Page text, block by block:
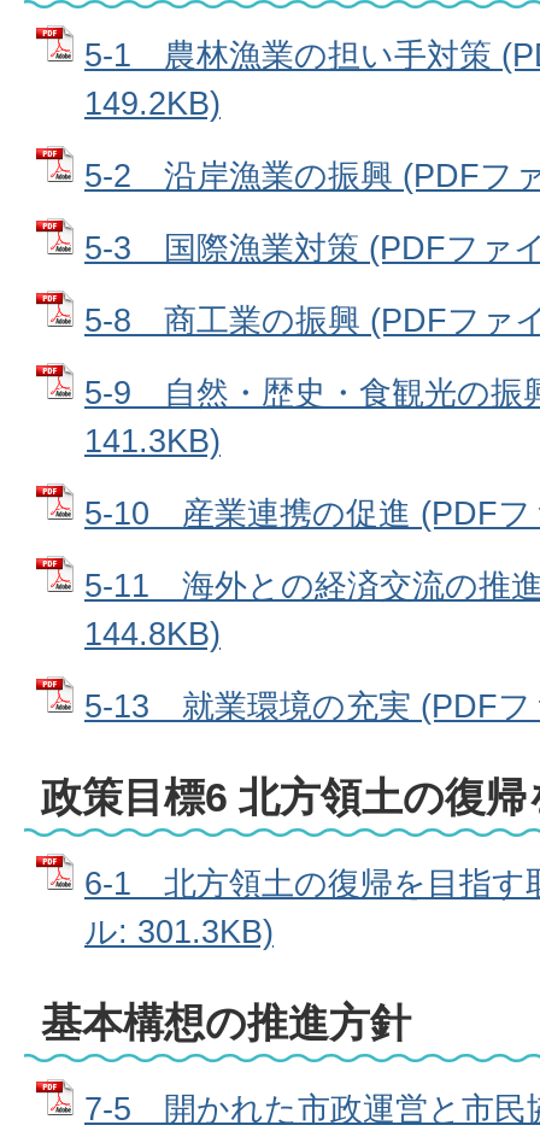
5-1 農林漁業の担い手対策
149.2KB)
5-2 沿岸漁業の振興 (PDFフ
5-3 国際漁業対策 (PDFファ
5-8 商工業の振興 (PDFファ
5-9 自然・歴史・食観光の振
141.3KB)
5-10 産業連携の促進 (PDFフ
5-11 海外との経済交流の推
144.8KB)
5-13 就業環境の充実 (PDFフ
政策目標6 北方領土の復
6-1 北方領土の復帰を目指す
ル: 301.3KB)
基本構想の推進方針
7-5 開かれた市政運営と市民